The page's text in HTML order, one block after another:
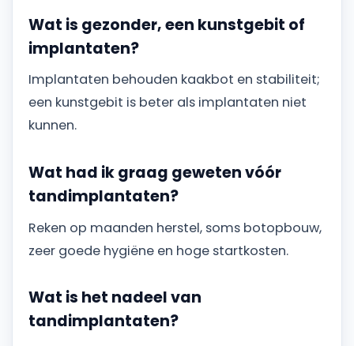
Wat is gezonder, een kunstgebit of
implantaten?
Implantaten behouden kaakbot en stabiliteit;
een kunstgebit is beter als implantaten niet
kunnen.
Wat had ik graag geweten vóór
tandimplantaten?
Reken op maanden herstel, soms botopbouw,
zeer goede hygiëne en hoge startkosten.
Wat is het nadeel van
tandimplantaten?